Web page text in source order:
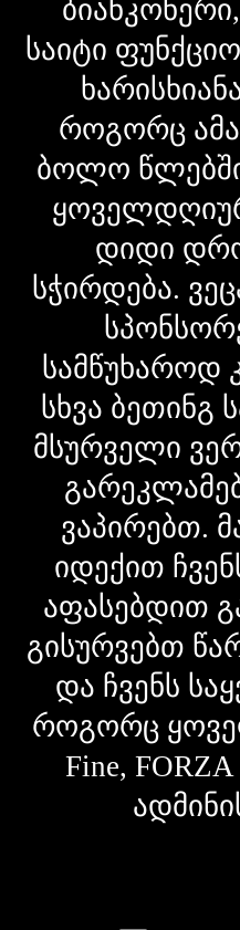
საიტი
როგორც
ბოლო
დიდი
სჭირდება.
სამწუხაროდ
სხვა ბეთინგ
მსურველი
ვაპირებთ.
იდექით
აფასებდით
გისურვებთ
და ჩვენს
როგორც
Fine,